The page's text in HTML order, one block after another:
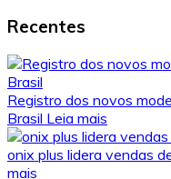
Recentes
Registro dos novos
Brasil Leia mais
onix plus lidera vendas
mais